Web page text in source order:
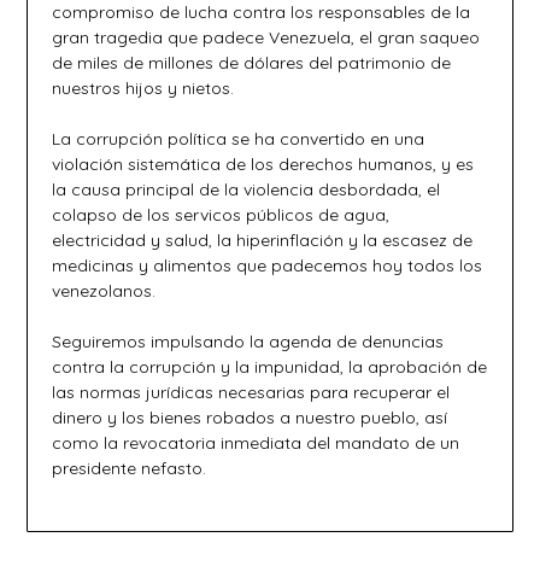
compromiso de lucha contra los responsables de la
gran tragedia que padece Venezuela, el gran saqueo
de miles de millones de dólares del patrimonio de
nuestros hijos y nietos.
La corrupción política se ha convertido en una
violación sistemática de los derechos humanos, y es
la causa principal de la violencia desbordada, el
colapso de los servicos públicos de agua,
electricidad y salud, la hiperinflación y la escasez de
medicinas y alimentos que padecemos hoy todos los
venezolanos.
Seguiremos impulsando la agenda de denuncias
contra la corrupción y la impunidad, la aprobación de
las normas jurídicas necesarias para recuperar el
dinero y los bienes robados a nuestro pueblo, así
como la revocatoria inmediata del mandato de un
presidente nefasto.